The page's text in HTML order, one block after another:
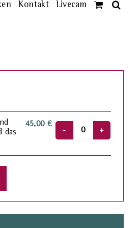
Kontakt Livecam
das
45,00 €
Anzahl